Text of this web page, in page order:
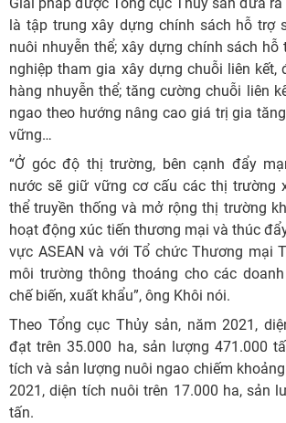
là tập trung xây dựng chính sách hỗ trợ
nuôi nhuyễn thể; xây dựng chính sách hỗ
nghiệp tham gia xây dựng chuỗi liên kết,
hàng nhuyễn thể; tăng cường chuỗi liên
ngao theo hướng nâng cao giá trị gia
vững…
“Ở góc độ thị trường, bên cạnh đẩy
nước sẽ giữ vững cơ cấu các thị trường
thể truyền thống và mở rộng thị trường
hoạt động xúc tiến thương mại và thúc
vực ASEAN và với Tổ chức Thương mại
môi trường thông thoáng cho các
chế biến, xuất khẩu”, ông Khôi nói.
Theo Tổng cục Thủy sản, năm 2021,
đạt trên 35.000 ha, sản lượng 471.000
tích và sản lượng nuôi ngao chiếm khoảng
2021, diện tích nuôi trên 17.000 ha, sản
tấn.